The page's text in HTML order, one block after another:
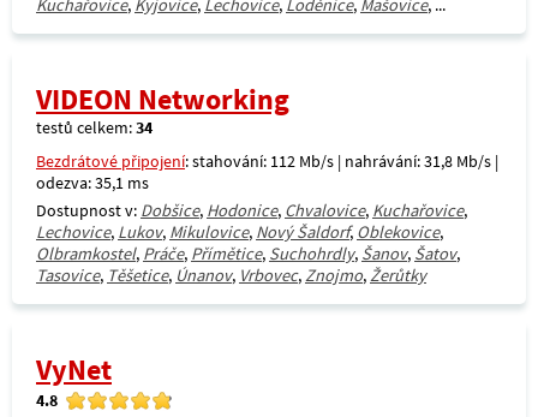
Kuchařovice, Kyjovice, Lechovice, Loděnice, Mašovice, ...
VIDEON Networking
testů celkem:34
Bezdrátové připojení: stahování: 112 Mb/s | nahrávání: 31,8 Mb/s |
odezva: 35,1 ms
Dostupnost v: Dobšice, Hodonice, Chvalovice, Kuchařovice,
Lechovice, Lukov, Mikulovice, Nový Šaldorf, Oblekovice,
Olbramkostel, Práče, Přímětice, Suchohrdly, Šanov, Šatov,
Tasovice, Těšetice, Únanov, Vrbovec,Znojmo,Žerůtky
VyNet
4.8